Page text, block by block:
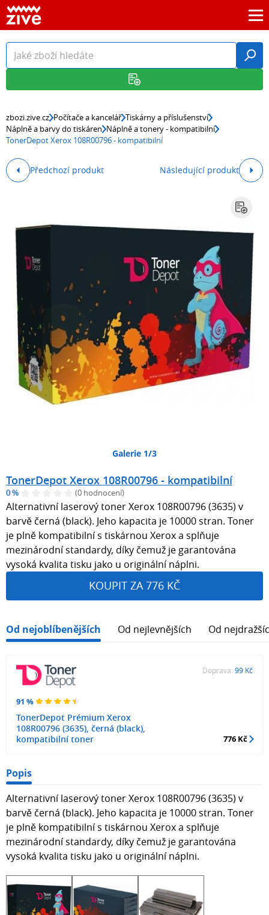
zbozi.zive.cz Počítače a kancelář Tiskárny a příslušenství
Náplně a barvy do tiskáren Náplně a tonery - kompatibilní
TonerDepot Xerox 108R00796 - kompatibilní
Předchozí produkt Následující produkt
Galerie 1/3
TonerDepot Xerox 108R00796 - kompatibilní
0 % (0 hodnocení)
Alternativní laserový toner Xerox 108R00796 (3635) v
barvě černá (black). Jeho kapacita je 10000 stran. Toner
je plně kompatibilní s tiskárnou Xerox a splňuje
mezinárodní standardy, díky čemuž je garantována
vysoká kvalita tisku jako u originální náplni.
KOUPIT ZA 776 KČ
Od nejoblíbenějších Od nejlevnějších Od
91 %
TonerDepot Prémium Xerox
108R00796 (3635), černá (black),
kompatibilní toner
Doprava: 99 Kč
776 Kč
Popis
Alternativní laserový toner Xerox 108R00796 (3635) v
barvě černá (black). Jeho kapacita je 10000 stran. Toner
je plně kompatibilní s tiskárnou Xerox a splňuje
mezinárodní standardy, díky čemuž je garantována
vysoká kvalita tisku jako u originální náplni.